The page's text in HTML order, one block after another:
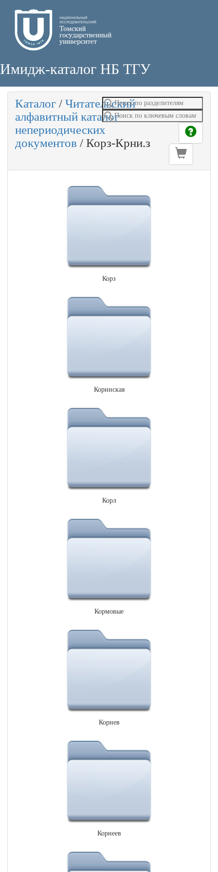
Имидж-каталог НБ ТГУ
Каталог / Читательский
алфавитный каталог
непериодических
документов / Корз-Крни.з
Корз
Коринская
Корл
Кормовые
Корнев
Корнеев